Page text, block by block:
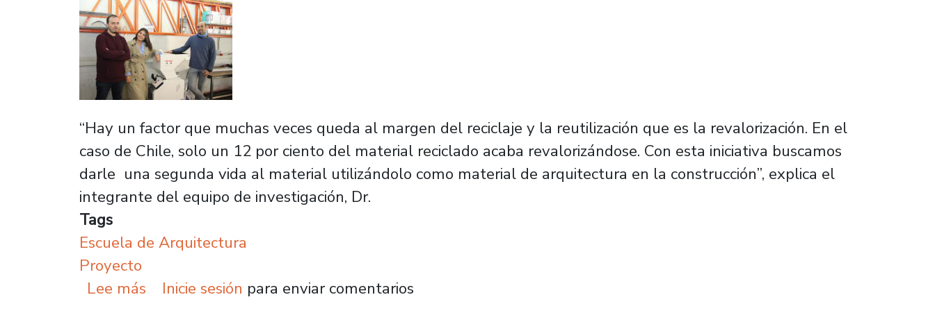
“Hay un factor que muchas veces queda al margen del reciclaje y la reutilización que es la revalorización. En el
caso de Chile, solo un 12 por ciento del material reciclado acaba revalorizándose. Con esta iniciativa buscamos
darle una segunda vida al material utilizándolo como material de arquitectura en la construcción”, explica el
integrante del equipo de investigación, Dr.
Tags
Escuela de Arquitectura
Proyecto
Lee más sobre Investigadores de la Escuela de Arquitectura desarrollan relevante proyecto de reciclaje
Inicie sesión para enviar comentarios